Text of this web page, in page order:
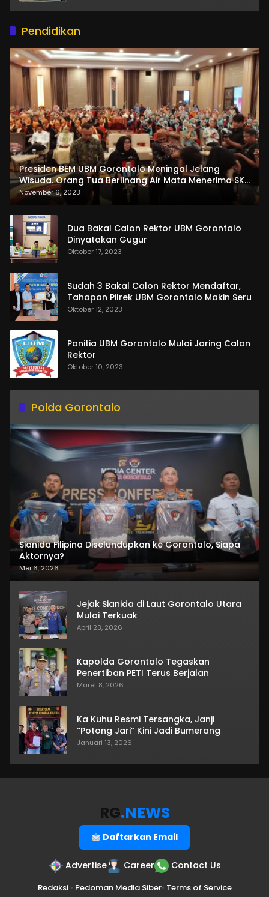
Pendidikan
Presiden BEM UBM Gorontalo Meningal Jelang
Wisuda. Orang Tua Berlinang Air Mata Menerima SKL
dan Pemasangan Salempang
November 6, 2023
Dua Bakal Calon Rektor UBM Gorontalo
Dinyatakan Gugur
Oktober 17, 2023
Sudah 3 Bakal Calon Rektor Mendaftar,
Tahapan Pilrek UBM Gorontalo Makin Seru
Oktober 12, 2023
Panitia UBM Gorontalo Mulai Jaring Calon
Rektor
Oktober 10, 2023
Polda Gorontalo
Sianida Filipina Diselundupkan ke Gorontalo, Siapa
Aktornya?
Mei 6, 2026
Jejak Sianida di Laut Gorontalo Utara
Mulai Terkuak
April 23, 2026
Kapolda Gorontalo Tegaskan
Penertiban PETI Terus Berjalan
Maret 8, 2026
Ka Kuhu Resmi Tersangka, Janji
“Potong Jari” Kini Jadi Bumerang
Januari 13, 2026
RG.NEWS
Daftarkan Email
Advertise Career Contact Us
Redaksi• Pedoman Media Siber• Terms of Service